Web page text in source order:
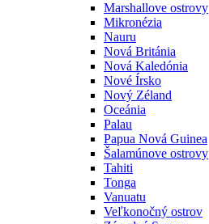
Marshallove ostrovy
Mikronézia
Nauru
Nová Británia
Nová Kaledónia
Nové Írsko
Nový Zéland
Oceánia
Palau
Papua Nová Guinea
Šalamúnove ostrovy
Tahiti
Tonga
Vanuatu
Veľkonočný ostrov